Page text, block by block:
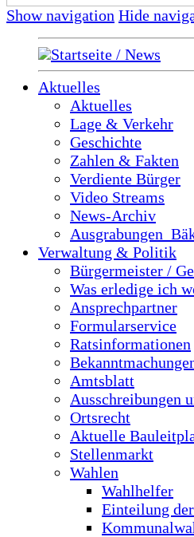
Show navigation Hide
Startseite / News
Aktuelles
Aktuelles
Lage & Verkehr
Geschichte
Zahlen & Fakten
Verdiente Bürger
Video Streams
News-Archiv
Verwaltung & Politik
Bürgermeister /
Was erledige ich
Ansprechpartner
Formularservice
Ratsinformationen
Amtsblatt
Ausschreibungen
Ortsrecht
Aktuelle
Stellenmarkt
Wahlen
Wahlhelfer
Einteilung